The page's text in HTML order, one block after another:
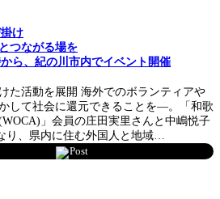
け
つながる場を
ら、紀の川市内でイベント開催
た活動を展開 海外でのボランティアや
して社会に還元できることを―。「和歌
」会員の庄田実里さんと中嶋悦子
り、県内に住む外国人と地域…
Post